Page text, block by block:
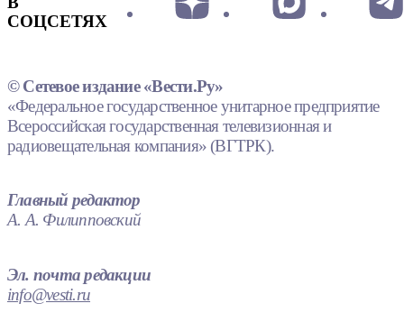
СОЦСЕТЯХ
© Сетевое издание «Вести.Ру»
«Федеральное государственное унитарное предприятие
Всероссийская государственная телевизионная и
радиовещательная компания» (ВГТРК).
Главный редактор
А. А. Филипповский
Эл. почта редакции
info@vesti.ru